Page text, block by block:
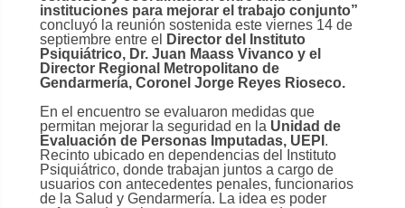
instituciones para mejorar el trabajo conjunto”
concluyó la reunión sostenida este viernes 14 de
septiembre entre el
Director del Instituto
Psiquiátrico, Dr. Juan Maass Vivanco y el
Director Regional Metropolitano de
Gendarmería, Coronel Jorge Reyes Rioseco.
En el encuentro se evaluaron medidas que
permitan mejorar la seguridad en la Unidad de
Evaluación de Personas Imputadas, UEPI .
Recinto ubicado en dependencias del Instituto
Psiquiátrico, donde trabajan juntos a cargo de
usuarios con antecedentes penales, funcionarios
de la Salud y Gendarmería. La idea es poder